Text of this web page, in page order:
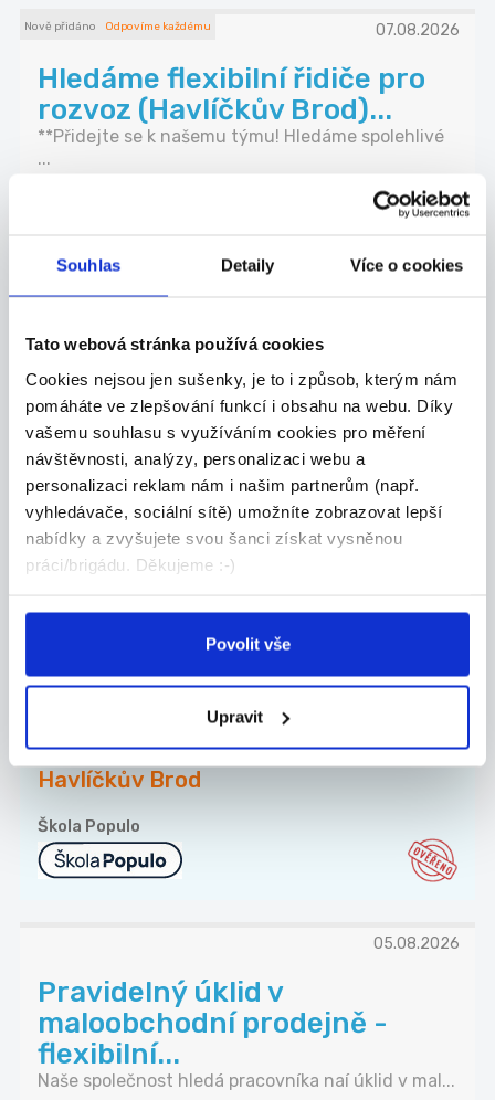
Souhlas Detaily Více o cookies
Tato webová stránka používá cookies
Cookies nejsou jen sušenky, je to i způsob, kterým nám
pomáháte ve zlepšování funkcí i obsahu na webu. Díky
vašemu souhlasu s využíváním cookies pro měření
návštěvnosti, analýzy, personalizaci webu a
personalizaci reklam nám i našim partnerům (např.
vyhledávače, sociální sítě) umožníte zobrazovat lepší
nabídky a zvyšujete svou šanci získat vysněnou
práci/brigádu. Děkujeme :-)
Povolit vše
Upravit
Nově přidáno Odpovíme každému 07.08.2026
Hledáme flexibilní řidiče pro
rozvoz (Havlíčkův Brod)...
**Přidejte se k našemu týmu! Hledáme spolehlivé
...
Pracovník/ce ostrahy
marketů
Hledáme spolehlivé a zodpovědné pracovníky/ce
os...
Havlíčkův Brod
LAMA AGENCY s.r.o.
Doučujte s námi až za 350 Kč
Doučujte to, co vám jde. V čase, který vám
vyhov...
Havlíčkův Brod
Škola Populo
05.08.2026
Pravidelný úklid v
maloobchodní prodejně -
flexibilní...
Naše společnost hledá pracovníka naí úklid v mal...